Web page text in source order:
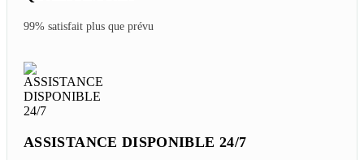
GARANTIE DE REMBOURSEMENT
Nous promettons de vous rembourser au cas où